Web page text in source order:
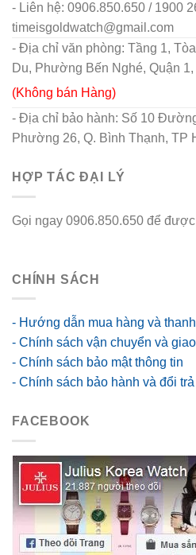
- Liên hệ: 0906.850.650 / 1900
timeisgoldwatch@gmail.com
- Địa chỉ văn phòng: Tầng 1,
Du, Phường Bến Nghé, Quận 1,
(Không bán Hàng)
- Địa chỉ bảo hành: Số 10
Phường 26, Q. Bình Thạnh, TP
HỢP TÁC ĐẠI LÝ
Gọi ngay 0906.850.650 để
CHÍNH SÁCH
- Hướng dẫn mua hàng và
- Chính sách vận chuyển và
- Chính sách bảo mật thông tin
- Chính sách bảo hành và đổi trả
FACEBOOK